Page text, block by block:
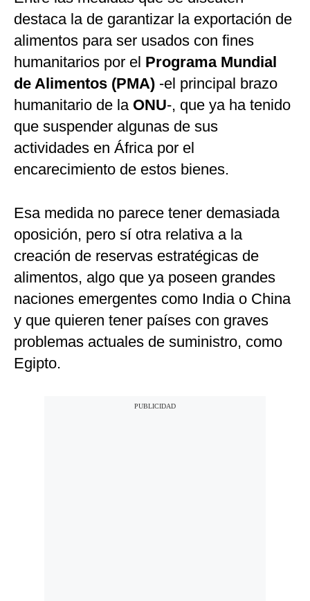
destaca la de garantizar la exportación de
alimentos para ser usados con fines
humanitarios por el Programa Mundial
de Alimentos (PMA) -el principal brazo
humanitario de la ONU-, que ya ha tenido
que suspender algunas de sus
actividades en África por el
encarecimiento de estos bienes.
Esa medida no parece tener demasiada
oposición, pero sí otra relativa a la
creación de reservas estratégicas de
alimentos, algo que ya poseen grandes
naciones emergentes como India o China
y que quieren tener países con graves
problemas actuales de suministro, como
Egipto.